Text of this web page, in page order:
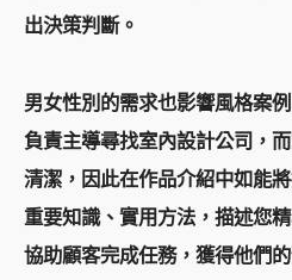
出決策判斷。
男女性別的需求也影響風格案
負責主導尋找室內設計公司，而
清潔 ，因此在作品介紹中如能
重要知識、實用方法，描述您
協助顧客完成任務，獲得他們